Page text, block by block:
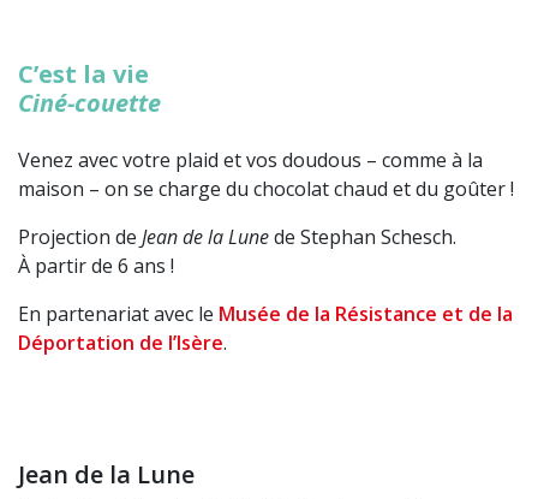
C’est la vie
Ciné-couette
Venez avec votre plaid et vos doudous – comme à la
maison – on se charge du chocolat chaud et du goûter !
Projection de Jean de la Lunede Stephan Schesch.
À partir de 6 ans !
En partenariat avec le Musée de la Résistance et de la
Déportation de l’Isère.
Jean de la Lune